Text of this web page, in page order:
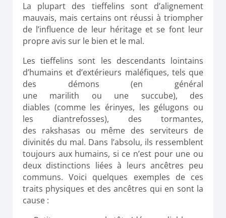
La plupart des tieffelins sont d’alignement
mauvais, mais certains ont réussi à triompher
de l’influence de leur héritage et se font leur
propre avis sur le bien et le mal.
Lestieffelins sont les descendants lointains
d’humains et d’extérieurs maléfiques, tels que
des démons(en général
une marilith ou une succube), des
diables (comme les érinyes, les gélugons ou
les diantrefosses), des tormantes,
des rakshasas ou même des serviteurs de
divinités du mal. Dans l’absolu, ils ressemblent
toujours aux humains, si ce n’est pour une ou
deux distinctions liées à leurs ancêtres peu
communs. Voici quelques exemples de ces
traits physiques et des ancêtres qui en sont la
cause :